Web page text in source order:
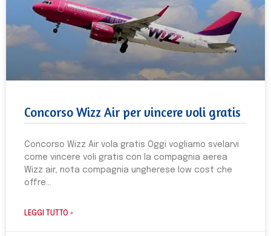
Concorso Wizz Air per vincere voli gratis
Concorso Wizz Air vola gratis Oggi vogliamo svelarvi
come vincere voli gratis con la compagnia aerea
Wizz air, nota compagnia ungherese low cost che
offre
LEGGI TUTTO »